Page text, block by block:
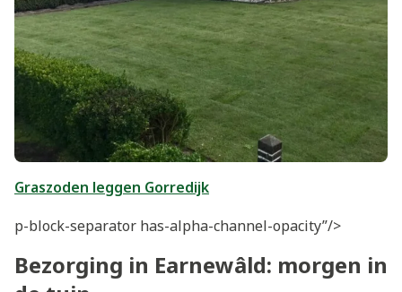
Graszoden leggen Gorredijk
p-block-separator has-alpha-channel-opacity”/>
Bezorging in Earnewâld: morgen in